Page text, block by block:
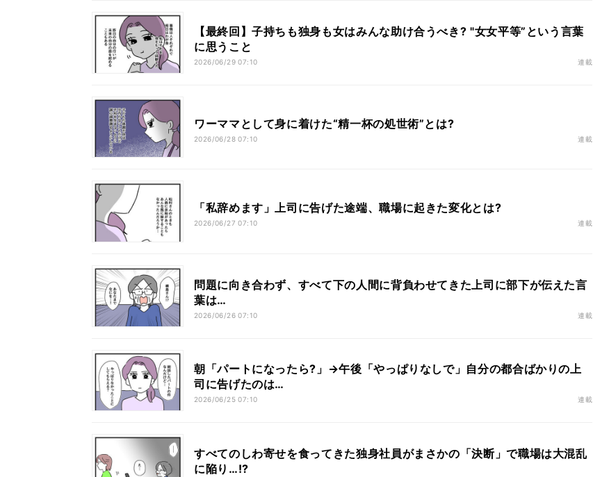
【最終回】子持ちも独身も女はみんな助け合うべき? "女女平等”という言葉
に思うこと
2026/06/29 07:10 連載
ワーママとして身に着けた“精一杯の処世術”とは?
2026/06/28 07:10 連載
「私辞めます」上司に告げた途端、職場に起きた変化とは?
2026/06/27 07:10 連載
問題に向き合わず、すべて下の人間に背負わせてきた上司に部下が伝えた言
葉は…
2026/06/26 07:10 連載
朝「パートになったら?」→午後「やっぱりなしで」自分の都合ばかりの上
司に告げたのは…
2026/06/25 07:10 連載
すべてのしわ寄せを食ってきた独身社員がまさかの「決断」で職場は大混乱
に陥り…!?